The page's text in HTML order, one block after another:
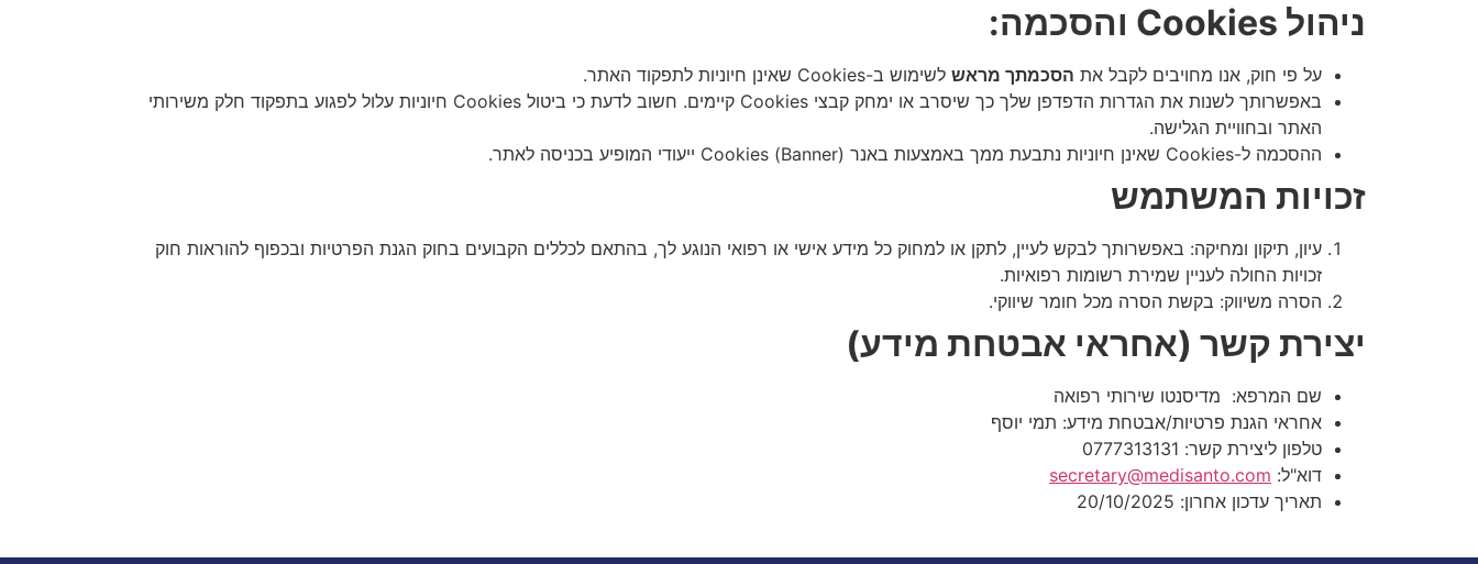
ניהול Cookies והסכמה:
על פי חוק, אנו מחויבים לקבל את הסכמתך מראש לשימוש ב-Cookies שאינן חיוניות לתפקוד האתר.
באפשרותך לשנות את הגדרות הדפדפן שלך כך שיסרב או ימחק קבצי Cookies קיימים. חשוב לדעת כי ביטול Cookies חיוניות עלול לפגוע בתפקוד חלק משירותי
האתר ובחוויית הגלישה.
ההסכמה ל-Cookies שאינן חיוניות נתבעת ממך באמצעות באנר (Banner) Cookies ייעודי המופיע בכניסה לאתר.
זכויות המשתמש
עיון, תיקון ומחיקה: באפשרותך לבקש לעיין, לתקן או למחוק כל מידע אישי או רפואי הנוגע לך, בהתאם לכללים הקבועים בחוק הגנת הפרטיות ובכפוף להוראות חוק
זכויות החולה לעניין שמירת רשומות רפואיות.
הסרה משיווק: בקשת הסרה מכל חומר שיווקי.
יצירת קשר (אחראי אבטחת מידע)
שם המרפא: מדיסנטו שירותי רפואה
אחראי הגנת פרטיות/אבטחת מידע: תמי יוסף
טלפון ליצירת קשר: 0777313131
דוא"ל: secretary@medisanto.com
תאריך עדכון אחרון: 20/10/2025